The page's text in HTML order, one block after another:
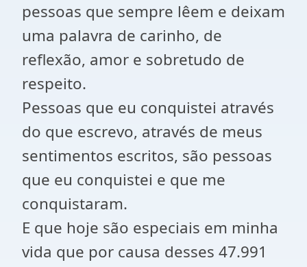
pessoas que sempre lêem e deixam
uma palavra de carinho, de
reflexão, amor e sobretudo de
respeito.
Pessoas que eu conquistei através
do que escrevo, através de meus
sentimentos escritos, são pessoas
que eu conquistei e que me
conquistaram.
E que hoje são especiais em minha
vida que por causa desses 47.991